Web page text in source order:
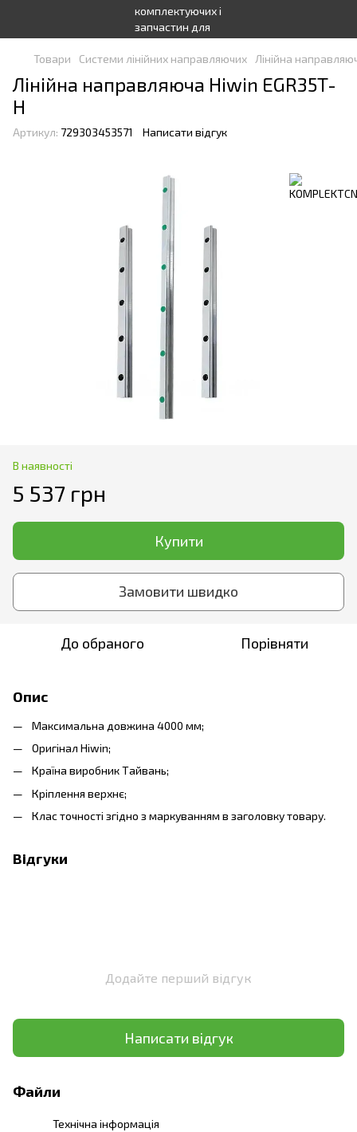
Товари Системи лінійних направляючих Лінійна
Лінійна направляюча Hiwin EGR35T-
H
Артикул: 729303453571 Написати відгук
В наявності
5 537 грн
Купити
Замовити швидко
До обраного Порівняти
Опис
Максимальна довжина 4000 мм;
Оригінал Hiwin;
Країна виробник Тайвань;
Кріплення верхнє;
Клас точності згідно з маркуванням в заголовку товару.
Відгуки
Додайте перший відгук
Написати відгук
Файли
Технічна інформація